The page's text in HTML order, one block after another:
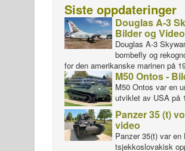
Siste oppdateringer
Douglas A-3
Bilder og Video
Douglas A-3
bombefly og
for den amerikanske marinen på
M50 Ontos -
M50 Ontos var en
utviklet av USA på
Panzer 35 (t)
video
Panzer 35(t) var
tsjekkoslovakisk